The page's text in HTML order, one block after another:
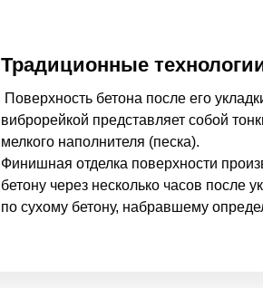
Традиционные
Поверхность бетона после его
виброрейкой представляет собой
мелкого наполнителя (песка).
Финишная отделка поверхности
бетону через несколько часов после
по сухому бетону, набравшему